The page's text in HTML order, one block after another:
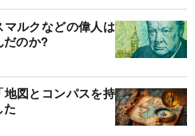
ルクなどの偉人は
だのか?
図とコンパスを持
た